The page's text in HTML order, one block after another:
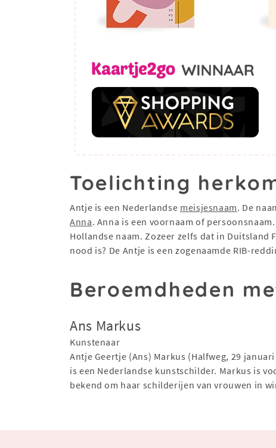
Toelichting
Antje is een Nederlandse meisjesnaam. De
Anna. Anna is een voornaam of
Hollandse naam. Zozeer zelfs dat in Duitsland
nood is? De Antje is een zogenaamde RIB-
Beroemdheden
Ans Markus
Kunstenaar
Antje Geertje (Ans) Markus (Halfweg, 29 januari
is een Nederlandse kunstschilder. Markus is
bekend om haar schilderijen van vrouwen in